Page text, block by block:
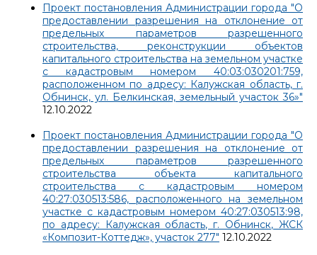
Проект постановления Администрации города "О
предоставлении разрешения на отклонение от
предельных параметров разрешенного
строительства, реконструкции объектов
капитального строительства на земельном участке
с кадастровым номером 40:03:030201:759,
расположенном по адресу: Калужская область, г.
Обнинск, ул. Белкинская, земельный участок 36»"
12.10.2022
Проект постановления Администрации города "О
предоставлении разрешения на отклонение от
предельных параметров разрешенного
строительства объекта капитального
строительства с кадастровым номером
40:27:030513:586, расположенного на земельном
участке с кадастровым номером 40:27:030513:98,
по адресу: Калужская область, г. Обнинск, ЖСК
«Композит-Коттедж», участок 277" 12.10.2022